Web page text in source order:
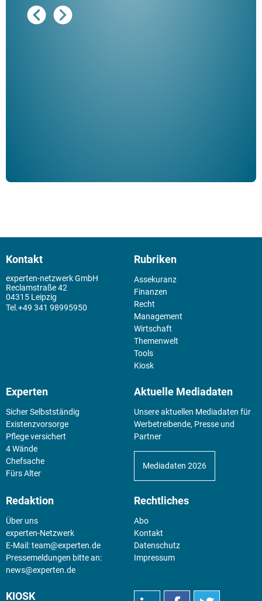
Kontakt
experten-netzwerk GmbH
Reclamstraße 42
04315 Leipzig
+49 341 98995950
Rubriken
Assekuranz
Finanzen
Recht
Management
Wirtschaft
Themenwelt
Tools
Kiosk
Experten
Sicher Selbstständig
Existenz­vorsorge
Pflege versichert
4 Wände
Chefsache
Fürs Alter
Aktuelle Mediadaten
Unsere aktuellen Mediadaten für
Werbetreibende, Presse und
Partner
Mediadaten 2026
Redaktion
Über uns
experten-Netzwerk
E-Mail:team@experten.de
Pressemeldungen bitte an:
news@experten.de
Rechtliches
Abo
Kontakt
Datenschutz
Impressum
KIOSK